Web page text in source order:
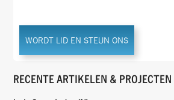
WORDT LID EN STEUN ONS
RECENTE ARTIKELEN & PROJECTEN